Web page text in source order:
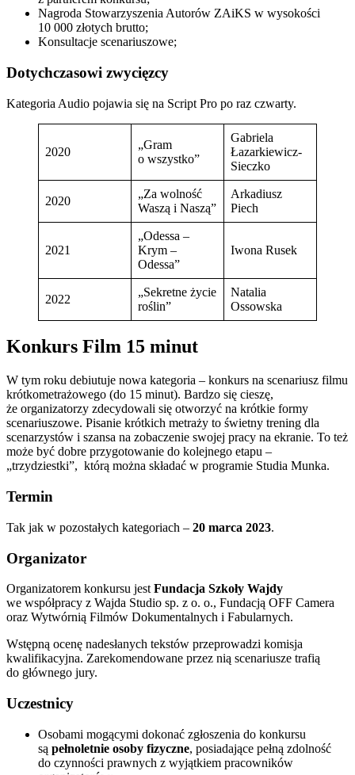
Nagroda Stowarzyszenia Autorów ZAiKS w wysokości
10 000 złotych brutto;
Konsultacje scenariuszowe;
Dotychczasowi zwycięzcy
Kategoria Audio pojawia się na Script Pro po raz czwarty.
2020
„Gram
o wszystko”
Gabriela
Łazarkiewicz-
Sieczko
2020
„Za wolność
Waszą i Naszą”
Arkadiusz
Piech
2021
„Odessa –
Krym –
Odessa”
Iwona Rusek
2022
„Sekretne życie
roślin”
Natalia
Ossowska
Konkurs Film 15 minut
W tym roku debiutuje nowa kategoria – konkurs na scenariusz filmu
krótkometrażowego (do 15 minut). Bardzo się cieszę,
że organizatorzy zdecydowali się otworzyć na krótkie formy
scenariuszowe. Pisanie krótkich metraży to świetny trening dla
scenarzystów i szansa na zobaczenie swojej pracy na ekranie. To też
może być dobre przygotowanie do kolejnego etapu –
„trzydziestki”, którą można składać w programie Studia Munka.
Termin
Tak jak w pozostałych kategoriach – 20 marca 2023.
Organizator
Organizatorem konkursu jest Fundacja Szkoły Wajdy
we współpracy z Wajda Studio sp. z o. o., Fundacją OFF Camera
oraz Wytwórnią Filmów Dokumentalnych i Fabularnych.
Wstępną ocenę nadesłanych tekstów przeprowadzi komisja
kwalifikacyjna. Zarekomendowane przez nią scenariusze trafią
do głównego jury.
Uczestnicy
Osobami mogącymi dokonać zgłoszenia do konkursu
są pełnoletnie osoby fizyczne, posiadające pełną zdolność
do czynności prawnych z wyjątkiem pracowników